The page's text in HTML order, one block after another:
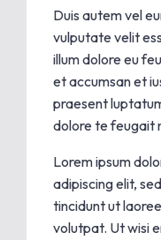
Duis autem vel
vulputate velit
illum dolore eu
et accumsan et
praesent
dolore te feugait
Lorem ipsum
adipiscing elit,
tincidunt ut
volutpat. Ut wisi